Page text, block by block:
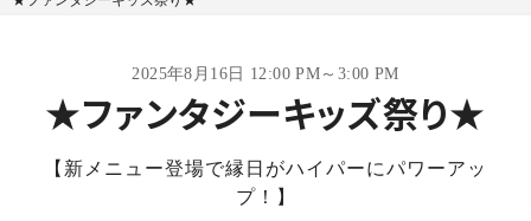
2025年8月16日 12:00 PM～3:00 PM
★ファンタジーキッズ祭り★
【新メニュー登場で縁日がハイパーにパワーアッ
プ！】